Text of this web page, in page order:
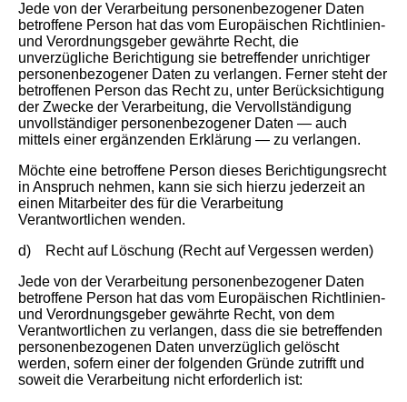
Jede von der Verarbeitung personenbezogener Daten
betroffene Person hat das vom Europäischen Richtlinien-
und Verordnungsgeber gewährte Recht, die
unverzügliche Berichtigung sie betreffender unrichtiger
personenbezogener Daten zu verlangen. Ferner steht der
betroffenen Person das Recht zu, unter Berücksichtigung
der Zwecke der Verarbeitung, die Vervollständigung
unvollständiger personenbezogener Daten — auch
mittels einer ergänzenden Erklärung — zu verlangen.
Möchte eine betroffene Person dieses Berichtigungsrecht
in Anspruch nehmen, kann sie sich hierzu jederzeit an
einen Mitarbeiter des für die Verarbeitung
Verantwortlichen wenden.
d) Recht auf Löschung (Recht auf Vergessen werden)
Jede von der Verarbeitung personenbezogener Daten
betroffene Person hat das vom Europäischen Richtlinien-
und Verordnungsgeber gewährte Recht, von dem
Verantwortlichen zu verlangen, dass die sie betreffenden
personenbezogenen Daten unverzüglich gelöscht
werden, sofern einer der folgenden Gründe zutrifft und
soweit die Verarbeitung nicht erforderlich ist: